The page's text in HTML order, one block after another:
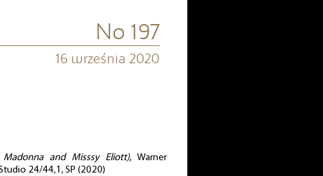
No 197
16 września 2020
and Misssy Eliott), Warner
24/44,1, SP (2020)